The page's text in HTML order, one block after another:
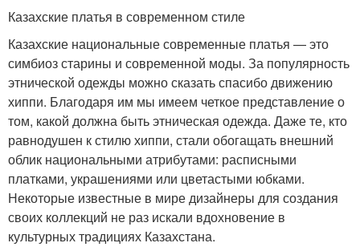
Казахские платья в современном стиле
Казахские национальные современные платья — это
симбиоз старины и современной моды. За популярность
этнической одежды можно сказать спасибо движению
хиппи. Благодаря им мы имеем четкое представление о
том, какой должна быть этническая одежда. Даже те, кто
равнодушен к стилю хиппи, стали обогащать внешний
облик национальными атрибутами: расписными
платками, украшениями или цветастыми юбками.
Некоторые известные в мире дизайнеры для создания
своих коллекций не раз искали вдохновение в
культурных традициях Казахстана.